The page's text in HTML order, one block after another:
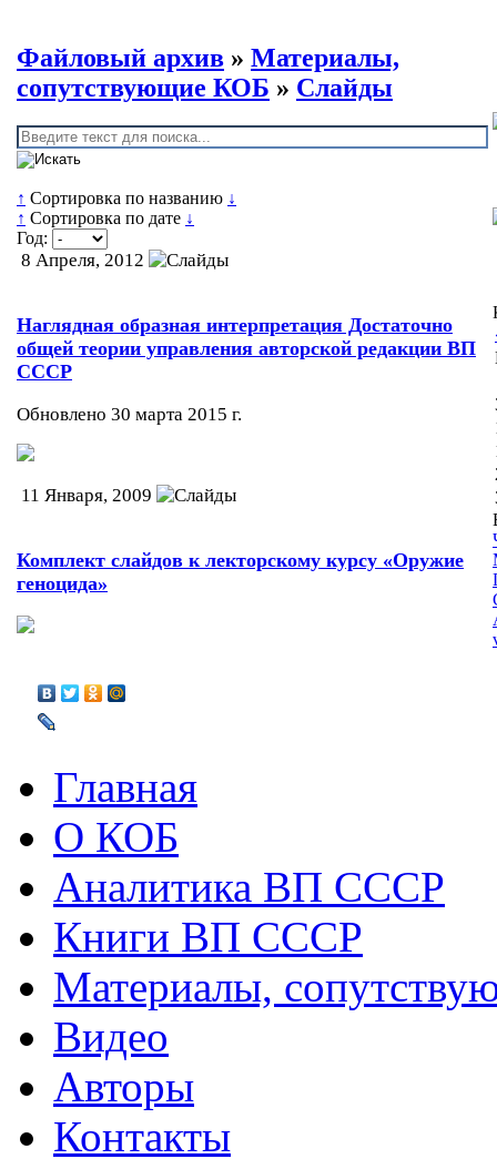
Файловый архив » Материалы,
сопутствующие КОБ » Слайды
↑ Сортировка по названию ↓
↑ Сортировка по дате ↓
Год:
8 Апреля, 2012
Наглядная образная интерпретация Достаточно
общей теории управления авторской редакции ВП
СССР
Обновлено 30 марта 2015 г.
11 Января, 2009
Комплект слайдов к лекторскому курсу «Оружие
геноцида»
Главная
О КОБ
Аналитика ВП СССР
Книги ВП СССР
Материалы,
Видео
Авторы
Контакты